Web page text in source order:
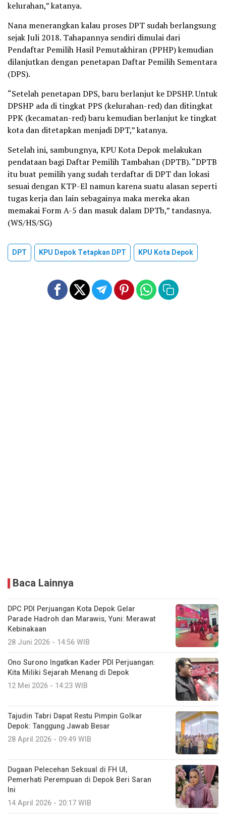
kelurahan,” katanya.
Nana menerangkan kalau proses DPT sudah berlangsung
sejak Juli 2018. Tahapannya sendiri dimulai dari
Pendaftar Pemilih Hasil Pemutakhiran (PPHP) kemudian
dilanjutkan dengan penetapan Daftar Pemilih Sementara
(DPS).
“Setelah penetapan DPS, baru berlanjut ke DPSHP. Untuk
DPSHP ada di tingkat PPS (kelurahan-red) dan ditingkat
PPK (kecamatan-red) baru kemudian berlanjut ke tingkat
kota dan ditetapkan menjadi DPT,” katanya.
Setelah ini, sambungnya, KPU Kota Depok melakukan
pendataan bagi Daftar Pemilih Tambahan (DPTB). “DPTB
itu buat pemilih yang sudah terdaftar di DPT dan lokasi
sesuai dengan KTP-El namun karena suatu alasan seperti
tugas kerja dan lain sebagainya maka mereka akan
memakai Form A-5 dan masuk dalam DPTb,” tandasnya.
(WS/HS/SG)
DPT KPU Depok Tetapkan DPT KPU Kota Depok
Baca Lainnya
DPC PDI Perjuangan Kota Depok Gelar
Parade Hadroh dan Marawis, Yuni: Merawat
Kebinakaan
28 Juni 2026 - 14:56 WIB
Ono Surono Ingatkan Kader PDI Perjuangan:
Kita Miliki Sejarah Menang di Depok
12 Mei 2026 - 14:23 WIB
Tajudin Tabri Dapat Restu Pimpin Golkar
Depok: Tanggung Jawab Besar
28 April 2026 - 09:49 WIB
Dugaan Pelecehan Seksual di FH UI,
Pemerhati Perempuan di Depok Beri Saran
Ini
14 April 2026 - 20:17 WIB